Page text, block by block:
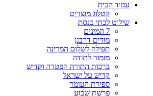
עמוד הבית
קטלוג מוצרים
שילוט לבתי כנסת
7 המינים
מודים דרבנן
תפילה לשלום המדינה
מזמור לתודה
ברכות התורה הפטרה וקדיש
קדיש על ישראל
ספירת העומר
פרשת שבוע